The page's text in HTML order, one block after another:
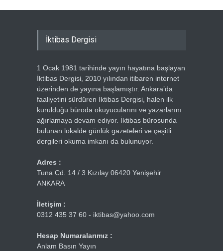
İktibas Dergisi
1 Ocak 1981 tarihinde yayın hayatına başlayan
İktibas Dergisi, 2010 yılından itibaren internet
üzerinden de yayına başlamıştır. Ankara’da
faaliyetini sürdüren İktibas Dergisi, halen ilk
kurulduğu büroda okuyucularını ve yazarlarını
ağırlamaya devam ediyor. İktibas bürosunda
bulunan lokalde günlük gazeteleri ve çeşitli
dergileri okuma imkanı da bulunuyor.
Adres :
Tuna Cd. 14 / 3 Kızılay 06420 Yenişehir
ANKARA
İletişim :
0312 435 37 60 - iktibas@yahoo.com
Hesap Numaralarımız :
Anlam Basın Yayın